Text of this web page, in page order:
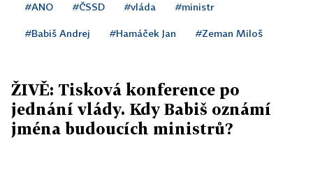
#ANO #ČSSD #vláda #ministr
#Babiš Andrej #Hamáček Jan #Zeman Miloš
ŽIVĚ: Tisková konference po
jednání vlády. Kdy Babiš oznámí
jména budoucích ministrů?